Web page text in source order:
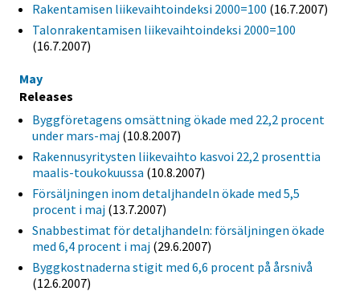
Rakentamisen liikevaihtoindeksi 2000=100 (16.7.2007)
Talonrakentamisen liikevaihtoindeksi 2000=100
(16.7.2007)
May
Releases
Byggföretagens omsättning ökade med 22,2 procent
under mars-maj (10.8.2007)
Rakennusyritysten liikevaihto kasvoi 22,2 prosenttia
maalis-toukokuussa (10.8.2007)
Försäljningen inom detaljhandeln ökade med 5,5
procent i maj (13.7.2007)
Snabbestimat för detaljhandeln: försäljningen ökade
med 6,4 procent i maj (29.6.2007)
Byggkostnaderna stigit med 6,6 procent på årsnivå
(12.6.2007)